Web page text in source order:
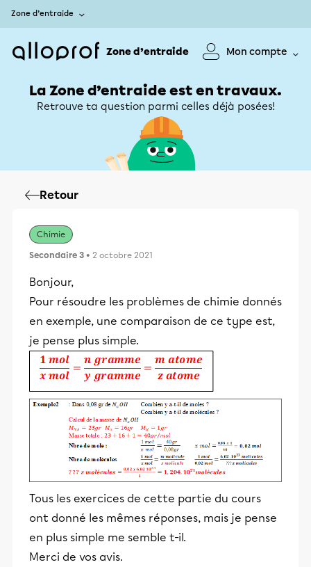
Zone d’entraide
Zone d’entraide Mon compte
La Zone d’entraide est en travaux.
Retrouve ta question parmi celles déjà posées!
Retour
Chimie
Secondaire 3 • 2 octobre 2021
Bonjour,
Pour résoudre les problèmes de chimie donnés
en exemple, une comparaison de ce type est,
je pense plus simple.
Tous les exercices de cette partie du cours
ont donné les mêmes réponses, mais je pense
en plus simple me semble t-il.
Merci de vos avis.